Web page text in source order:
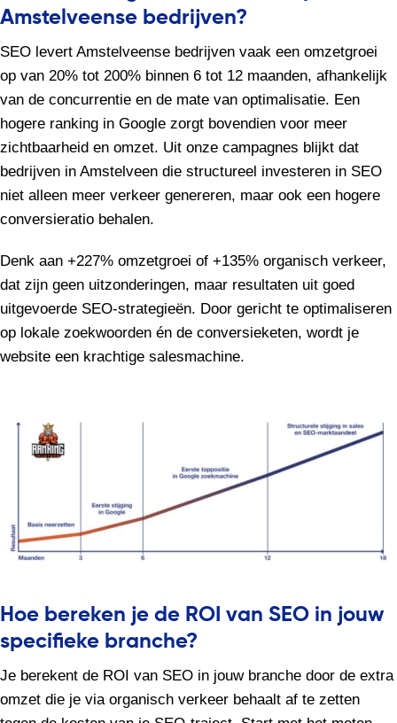
Amstelveense bedrijven?
SEO levert Amstelveense bedrijven vaak een omzetgroei
op van 20% tot 200% binnen 6 tot 12 maanden, afhankelijk
van de concurrentie en de mate van optimalisatie. Een
hogere ranking in Google zorgt bovendien voor meer
zichtbaarheid en omzet. Uit onze campagnes blijkt dat
bedrijven in Amstelveen die structureel investeren in SEO
niet alleen meer verkeer genereren, maar ook een hogere
conversieratio behalen.
Denk aan +227% omzetgroei of +135% organisch verkeer,
dat zijn geen uitzonderingen, maar resultaten uit goed
uitgevoerde SEO-strategieën. Door gericht te optimaliseren
op lokale zoekwoorden én de conversieketen, wordt je
website een krachtige salesmachine.
Hoe bereken je de ROI van SEO in jouw
specifieke branche?
Je berekent de ROI van SEO in jouw branche door de extra
omzet die je via organisch verkeer behaalt af te zetten